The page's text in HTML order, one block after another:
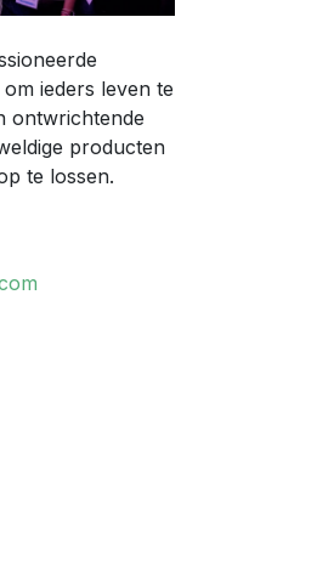
ieders leven te
ontwrichtende
producten
te lossen.